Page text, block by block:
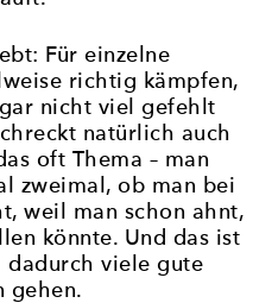
Für einzelne
richtig kämpfen,
nicht viel gefehlt
natürlich auch
oft Thema – man
zweimal, ob man bei
weil man schon ahnt,
könnte. Und das ist
dadurch viele gute
gehen.